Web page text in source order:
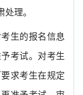
理。
生的报名信息
考试。对考生
求考生在规定